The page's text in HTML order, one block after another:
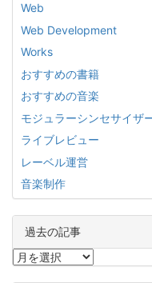
Web
Web Development
Works
おすすめの書籍
おすすめの音楽
モジュラーシンセサイザ
ライブレビュー
レーベル運営
音楽制作
過去の記事
過